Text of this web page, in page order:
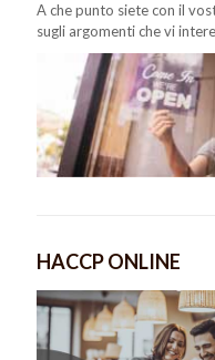
A che punto siete con il
sugli argomenti che vi
HACCP ONLINE